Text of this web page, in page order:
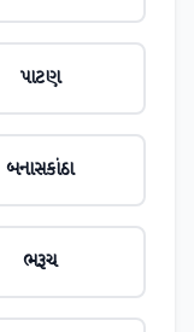
પાટણ
બનાસકાંઠા
ભરૂચ